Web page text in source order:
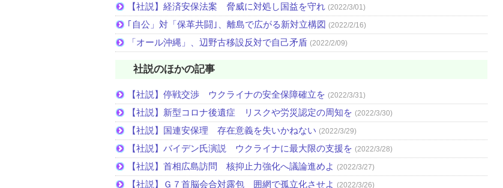
【社説】経済安保法案 脅威に対処し国益を守れ (2022/3/01)
｢自公」対「保革共闘｣、離島で広がる新対立構図 (2022/2/16)
「オール沖縄」、辺野古移設反対で自己矛盾 (2022/2/09)
社説のほかの記事
【社説】停戦交渉 ウクライナの安全保障確立を (2022/3/31)
【社説】新型コロナ後遺症 リスクや労災認定の周知を (2022/3/30)
【社説】国連安保理 存在意義を失いかねない (2022/3/29)
【社説】バイデン氏演説 ウクライナに最大限の支援を (2022/3/28)
【社説】首相広島訪問 核抑止力強化へ議論進めよ (2022/3/27)
【社説】Ｇ７首脳会合対露包 囲網で孤立化させよ (2022/3/26)